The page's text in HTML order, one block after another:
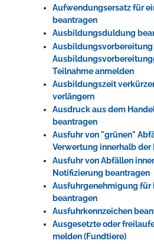
Aufwendungsersatz für
beantragen
Ausbildungsduldung
Teilnahme anmelden
Ausbildungszeit
verlängern
Ausdruck aus dem
beantragen
Ausfuhr von "grünen"
Verwertung innerhalb der
Ausfuhr von Abfällen
Notifizierung beantragen
Ausfuhrgenehmigung
beantragen
Ausfuhrkennzeichen
Ausgesetzte oder
melden (Fundtiere)